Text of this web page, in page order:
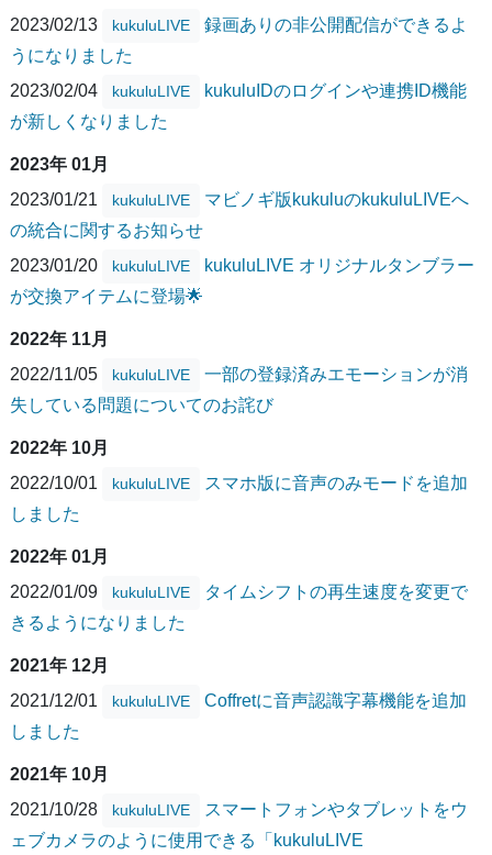
2023/02/13
kukuluLIVE
録画ありの非公開配信ができるよ
うになりました
2023/02/04
kukuluLIVE
kukuluIDのログインや連携ID機能
が新しくなりました
2023年 01月
2023/01/21
kukuluLIVE
マビノギ版kukuluのkukuluLIVEへ
の統合に関するお知らせ
2023/01/20
kukuluLIVE
kukuluLIVE オリジナルタンブラー
が交換アイテムに登場🌟
2022年 11月
2022/11/05
kukuluLIVE
一部の登録済みエモーションが消
失している問題についてのお詫び
2022年 10月
2022/10/01
kukuluLIVE
スマホ版に音声のみモードを追加
しました
2022年 01月
2022/01/09
kukuluLIVE
タイムシフトの再生速度を変更で
きるようになりました
2021年 12月
2021/12/01
kukuluLIVE
Coffretに音声認識字幕機能を追加
しました
2021年 10月
2021/10/28
kukuluLIVE
スマートフォンやタブレットをウ
ェブカメラのように使用できる「kukuluLIVE